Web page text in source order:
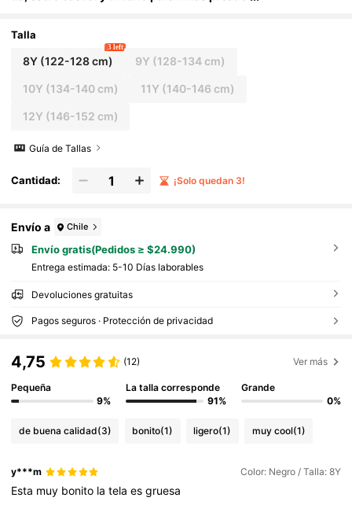
Talla
8Y(122-128 cm)
3 left
9Y (128-134 cm)
10Y (134-140 cm) 11Y (140-146 cm)
12Y (146-152 cm)
Guía de Tallas
Cantidad: ¡Solo quedan 3!
Envío a Chile
Envío gratis(Pedidos ≥ $24.990)
Entrega estimada: 5-10 Días laborables
Devoluciones gratuitas
Pagos seguros · Protección de privacidad
4,75 (12) Ver más
Pequeña
9%
La talla corresponde
91%
Grande
0%
de buena calidad(3) bonito(1) ligero(1) muy cool(1)
y***m Color: Negro / Talla: 8Y
Esta muy bonito latelaesgruesa